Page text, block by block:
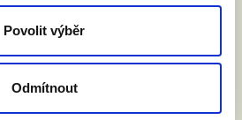
Povolit výběr
Odmítnout
aktuality o kampani
Sb.Přečíst